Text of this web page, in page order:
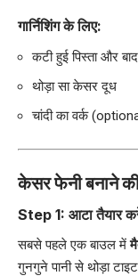
गार्निशिंग के लिए:
कटी हुई पिस्ता और
थोड़ा सा केसर दूध
चांदी का वर्क
केसर फेनी बनाने
Step 1: आटा तैयार
सबसे पहले एक बाउल में
गुनगुने पानी से थोड़ा